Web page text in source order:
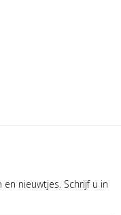
nieuwtjes. Schrijf u in